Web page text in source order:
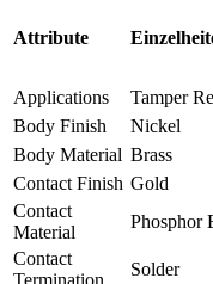
Attribute
Applications
Tamper
Body Finish
Nickel
Body Material Brass
Contact Finish Gold
Contact
Material
Phosphor
Contact
Termination
Solder